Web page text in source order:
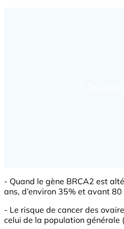
- Quand le gène BRCA2 est
ans, d’environ 35% et avant 80
- Le risque de cancer des
celui de la population générale